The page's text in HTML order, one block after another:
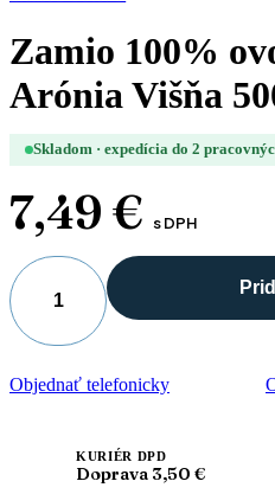
Zamio 100%
Arónia Višňa
Skladom · expedícia do 2
7,49 € s DPH
množstvo
Zamio
100%
ovocná
šťava
Objednať telefonicky
KURIÉR DPD
Doprava 3,50 €